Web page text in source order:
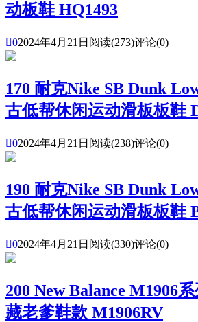
动板鞋 HQ1493
02024年4月21日 阅读(273)评论(0)
170 耐克Nike SB Dunk
古低帮休闲运动滑板板鞋
02024年4月21日 阅读(238)评论(0)
190 耐克Nike SB Dunk
古低帮休闲运动滑板板鞋
02024年4月21日 阅读(330)评论(0)
200 New Balance M1906
藏老爹鞋款 M1906RV